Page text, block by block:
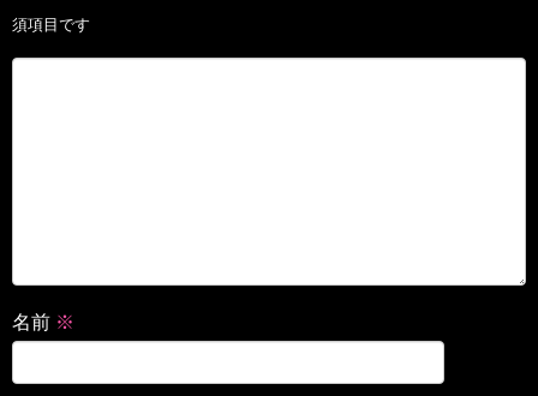
須項目です
名前 ※